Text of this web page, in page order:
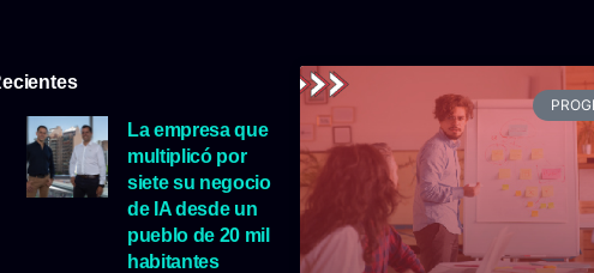
La empresa que
multiplicó por
siete su negocio
de IA desde un
pueblo de 20 mil
habitantes